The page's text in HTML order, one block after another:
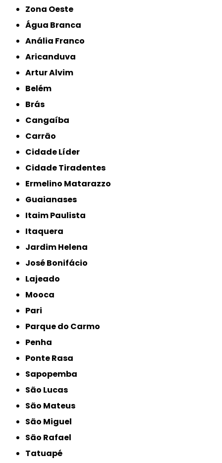
Zona Oeste
Água Branca
Anália Franco
Aricanduva
Artur Alvim
Belém
Brás
Cangaíba
Carrão
Cidade Líder
Cidade Tiradentes
Ermelino Matarazzo
Guaianases
Itaim Paulista
Itaquera
Jardim Helena
José Bonifácio
Lajeado
Mooca
Pari
Parque do Carmo
Penha
Ponte Rasa
Sapopemba
São Lucas
São Mateus
São Miguel
São Rafael
Tatuapé